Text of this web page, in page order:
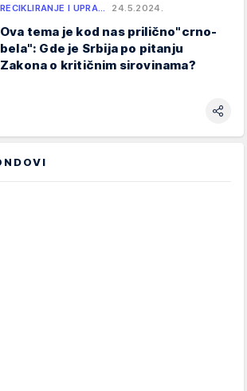
RECIKLIRANJE I UPRA… 24.5.2024.
Ova tema je kod nas prilično"crno-
bela": Gde je Srbija po pitanju
Zakona o kritičnim sirovinama?